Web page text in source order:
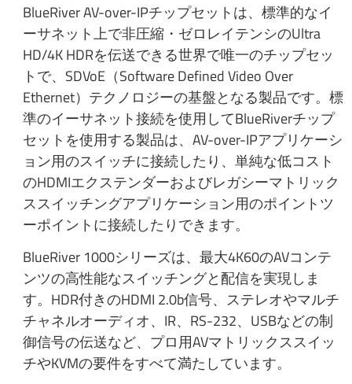
BlueRiver AV-over-IPチップセットは、標準的なイ
ーサネット上で非圧縮・ゼロレイテンシのUltra
HD/4K HDRを伝送できる世界で唯一のチップセッ
トで、SDVoE（Software Defined Video Over
Ethernet）テクノロジーの基盤となる製品です。標
準のイーサネット接続を使用してBlueRiverチップ
セットを使用する製品は、AV-over-IPアプリケーシ
ョン用のスイッチに接続したり、単純な低コスト
のHDMIエクステンダーおよびレガシーマトリック
ススイッチングアプリケーション用のポイントツ
ーポイントに接続したりできます。
BlueRiver 1000シリーズは、最大4K60のAVコンテ
ンツの高性能なスイッチングと配信を実現しま
す。HDR付きのHDMI 2.0b信号、ステレオやマルチ
チャネルオーディオ、IR、RS-232、USBなどの制
御信号の伝送など、プロ用AVマトリックススイッ
チやKVMの要件をすべて満たしています。